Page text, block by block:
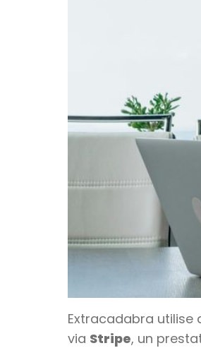
Extracadabra utilise
via Stripe, un